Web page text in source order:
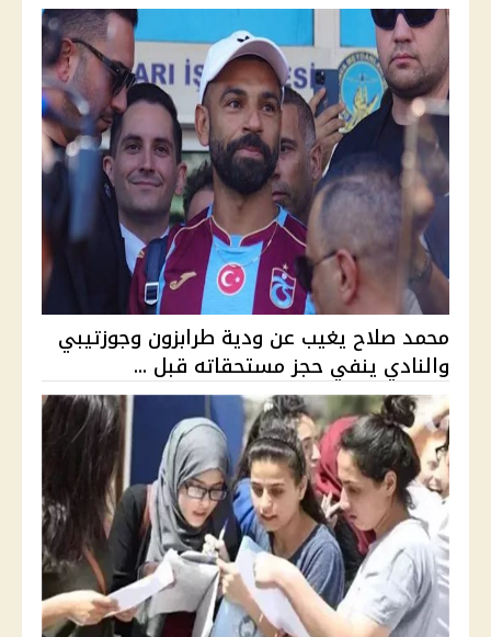
محمد صلاح يغيب عن ودية طرابزون وجوزتيبي
والنادي ينفي حجز مستحقاته قبل ...